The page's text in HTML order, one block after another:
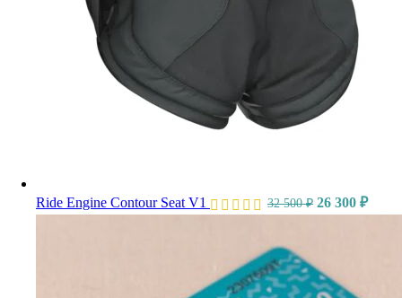
Ride Engine Contour Seat V1 32 500₽ 26 300 ₽